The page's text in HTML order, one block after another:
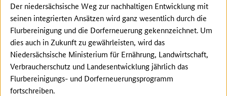
Der niedersächsische Weg zur nachhaltigen Entwicklung mit
seinen integrierten Ansätzen wird ganz wesentlich durch die
Flurbereinigung und die Dorferneuerung gekennzeichnet. Um
dies auch in Zukunft zu gewährleisten, wird das
Niedersächsische Ministerium für Ernährung, Landwirtschaft,
Verbraucherschutz und Landesentwicklung jährlich das
Flurbereinigungs- und Dorferneuerungsprogramm
fortschreiben.